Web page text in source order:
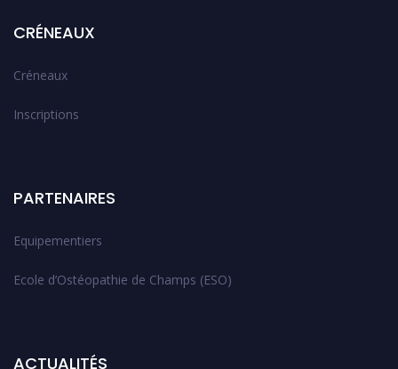
CRÉNEAUX
Créneaux
Inscriptions
PARTENAIRES
Equipementiers
Ecole d’Ostéopathie de Champs (ESO)
ACTUALITÉS